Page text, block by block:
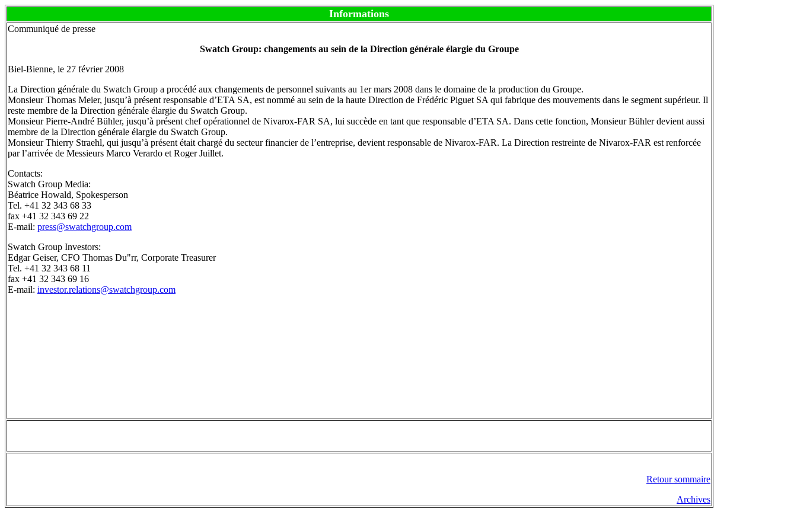
Informations
Communiqué de presse
Swatch Group: changements au sein de la Direction générale élargie du Groupe
Biel-Bienne, le 27 février 2008
La Direction générale du Swatch Group a procédé aux changements de personnel suivants au 1er mars 2008 dans le domaine de la production du Groupe.
Monsieur Thomas Meier, jusqu’à présent responsable d’ETA SA, est nommé au sein de la haute Direction de Frédéric Piguet SA qui fabrique des mouvements dans le segment supérieur. Il
reste membre de la Direction générale élargie du Swatch Group.
Monsieur Pierre-André Bühler, jusqu’à présent chef opérationnel de Nivarox-FAR SA, lui succède en tant que responsable d’ETA SA. Dans cette fonction, Monsieur Bühler devient aussi
membre de la Direction générale élargie du Swatch Group.
Monsieur Thierry Straehl, qui jusqu’à présent était chargé du secteur financier de l’entreprise, devient responsable de Nivarox-FAR. La Direction restreinte de Nivarox-FAR est renforcée
par l’arrivée de Messieurs Marco Verardo et Roger Juillet.
Contacts:
Swatch Group Media:
Béatrice Howald, Spokesperson
Tel. +41 32 343 68 33
fax +41 32 343 69 22
E-mail: press@swatchgroup.com
Swatch Group Investors:
Edgar Geiser, CFO Thomas Du"rr, Corporate Treasurer
Tel. +41 32 343 68 11
fax +41 32 343 69 16
E-mail: investor.relations@swatchgroup.com
Retour sommaire
Archives